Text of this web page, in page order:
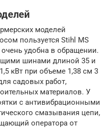
моделей
пользуется Stihl MS
очень удобна в обращении.
шинами длиной 35 и
кВт при объеме 1,38 см 3
садовых работ,
материалов. У
с антивибрационными
смазывания цепи,
оператора от